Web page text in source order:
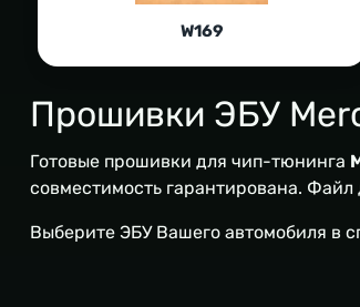
W169
Прошивки ЭБУ
Готовые прошивки для чип-тюнинга
совместимость гарантирована. Файл
Выберите ЭБУ Вашего автомобиля в